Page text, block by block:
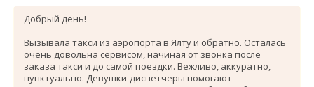
Добрый день!
Вызывала такси из аэропорта в Ялту и обратно. Осталась
очень довольна сервисом, начиная от звонка после
заказа такси и до самой поездки. Вежливо, аккуратно,
пунктуально. Девушки-диспетчеры помогают